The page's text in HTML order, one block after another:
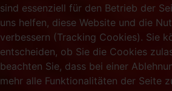
sind essenziell für den Betrieb der
uns helfen, diese Website und die
verbessern (Tracking Cookies). Sie
entscheiden, ob Sie die Cookies
beachten Sie, dass bei einer
mehr alle Funktionalitäten der Seite